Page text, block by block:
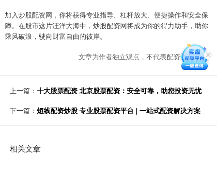
加入炒股配资网，你将获得专业指导、杠杆放大、便捷操作和安全保
障。在股市这片汪洋大海中，炒股配资网将成为你的得力助手，助你
乘风破浪，驶向财富自由的彼岸。
文章为作者独立观点，不代表配资门户观点
上一篇： 十大股票配资 北京股票配资：安全可靠，助您投资无忧
下一篇： 短线配资炒股 专业股票配资平台 | 一站式配资解决方案
相关文章